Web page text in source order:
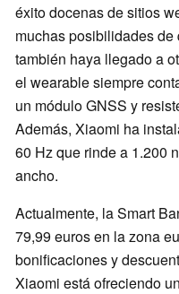
éxito docenas de sitios
muchas posibilidades
también haya llegado a
el wearable siempre
un módulo GNSS y
Además, Xiaomi ha
60 Hz que rinde a 1.200
ancho.
Actualmente, la Smart
79,99 euros en la zona
bonificaciones y
Xiaomi está ofreciendo